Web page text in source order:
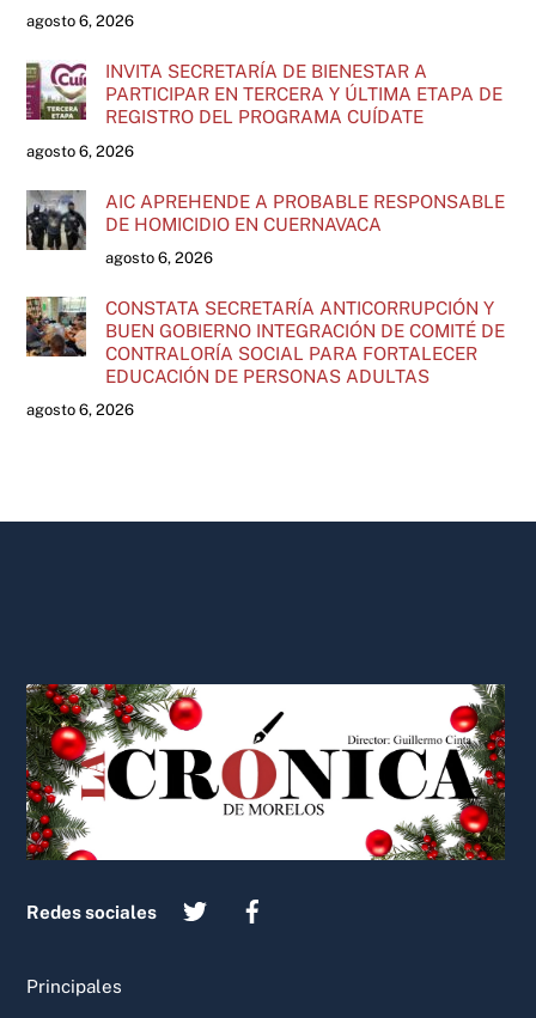
agosto 6, 2026
INVITA SECRETARÍA DE BIENESTAR A
PARTICIPAR EN TERCERA Y ÚLTIMA ETAPA DE
REGISTRO DEL PROGRAMA CUÍDATE
agosto 6, 2026
AIC APREHENDE A PROBABLE RESPONSABLE
DE HOMICIDIO EN CUERNAVACA
agosto 6, 2026
CONSTATA SECRETARÍA ANTICORRUPCIÓN Y
BUEN GOBIERNO INTEGRACIÓN DE COMITÉ DE
CONTRALORÍA SOCIAL PARA FORTALECER
EDUCACIÓN DE PERSONAS ADULTAS
agosto 6, 2026
To
Top
Redes sociales
Principales